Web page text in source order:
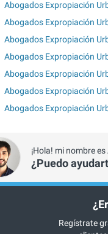
Abogados Expropiación
Abogados Expropiación
Abogados Expropiación
Abogados Expropiación
Abogados Expropiación
Abogados Expropiación
Abogados Expropiación
¡Hola! mi nombre
¿Puedo
Regístrate